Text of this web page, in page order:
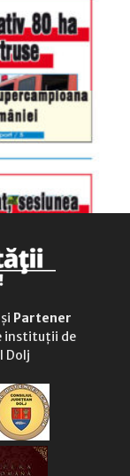
- 12.00
Partener
instituții de
Dolj